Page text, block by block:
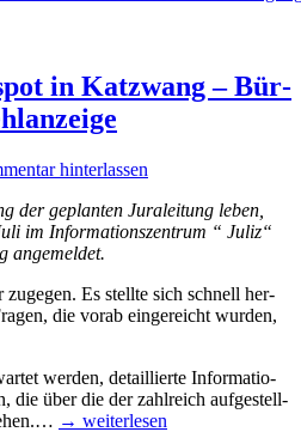
in Katzwang – Bür­
hinterlassen
der geplan­ten Jura­lei­tung leben,
im Infor­ma­ti­ons­zen­trum “ Juliz“
angemeldet.
Es stell­te sich schnell her­
die vor­ab ein­ge­reicht wur­den,
wer­den, detail­lier­te Infor­ma­tio­
die über die der zahl­reich auf­ge­stell­
→ wei­ter­le­sen